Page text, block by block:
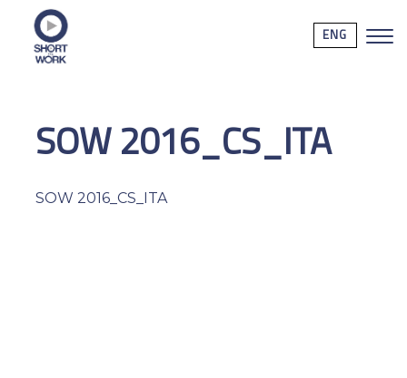
ENG
SOW 2016_CS_ITA
SOW 2016_CS_ITA